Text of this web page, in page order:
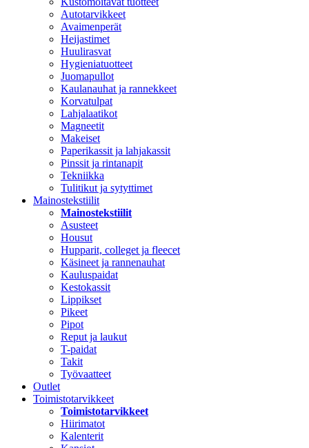
Autotarvikkeet
Avaimenperät
Heijastimet
Huulirasvat
Hygieniatuotteet
Juomapullot
Kaulanauhat ja rannekkeet
Korvatulpat
Lahjalaatikot
Magneetit
Makeiset
Paperikassit ja lahjakassit
Pinssit ja rintanapit
Tekniikka
Tulitikut ja sytyttimet
Mainostekstiilit
Mainostekstiilit
Asusteet
Housut
Hupparit, colleget ja fleecet
Käsineet ja rannenauhat
Kauluspaidat
Kestokassit
Lippikset
Pikeet
Pipot
Reput ja laukut
T-paidat
Takit
Työvaatteet
Outlet
Toimistotarvikkeet
Toimistotarvikkeet
Hiirimatot
Kalenterit